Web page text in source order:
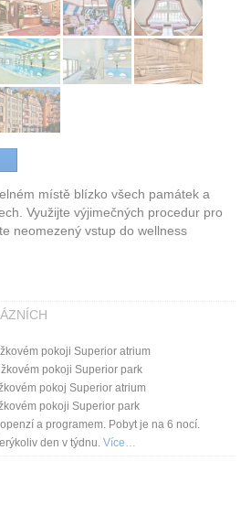
místě blízko všech památek a
Využijte výjimečných procedur pro
neomezený vstup do wellness
pokoji Superior atrium
pokoji Superior park
pokoj Superior atrium
pokoji Superior park
a programem. Pobyt je na 6 nocí.
den v týdnu. Více…